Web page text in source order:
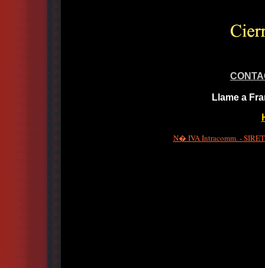
Llame a
N� IVA Intracomm. -